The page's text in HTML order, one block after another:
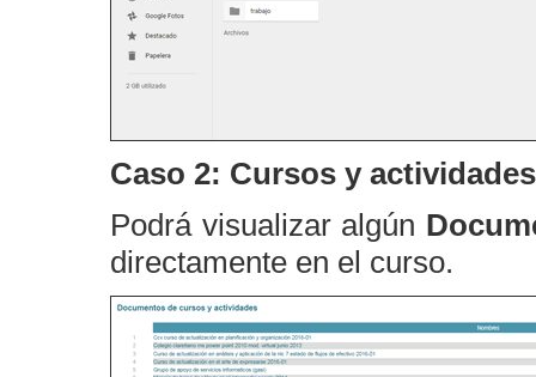
Caso 2: Cursos y actividades
Podrá visualizar algún
directamente en el curso.